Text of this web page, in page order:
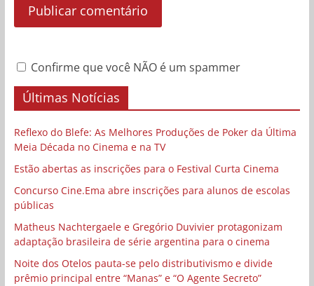
Confirme que você NÃO é um spammer
Últimas Notícias
Reflexo do Blefe: As Melhores Produções de Poker da Última
Meia Década no Cinema e na TV
Estão abertas as inscrições para o Festival Curta Cinema
Concurso Cine.Ema abre inscrições para alunos de escolas
públicas
Matheus Nachtergaele e Gregório Duvivier protagonizam
adaptação brasileira de série argentina para o cinema
Noite dos Otelos pauta-se pelo distributivismo e divide
prêmio principal entre “Manas” e “O Agente Secreto”